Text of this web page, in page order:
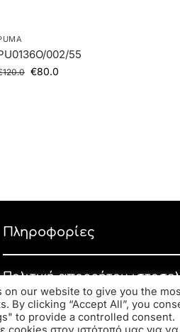
002/55
120.0 €80.0
Πληροφορίες
Πολιτική απορρήτου
Εταιρική πολιτική
Πολιτική επιστροφών
on our website to give you the
By clicking “Accept All”, you
to provide a controlled consent.